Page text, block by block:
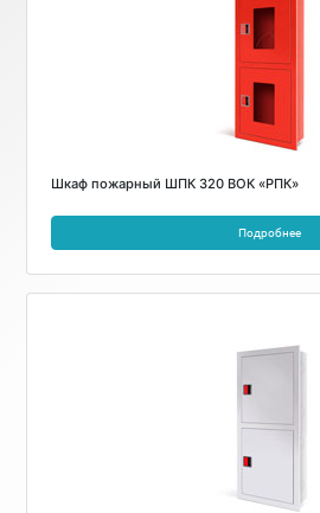
Шкаф пожарный ШПК 320 ВОК «РПК»
Подробнее